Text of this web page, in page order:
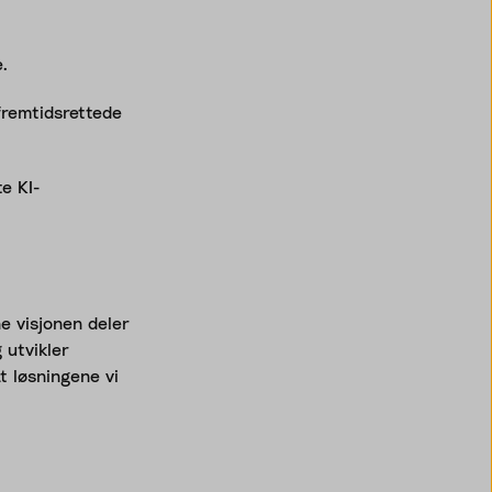
KI-
visjonen deler
utvikler
løsningene vi